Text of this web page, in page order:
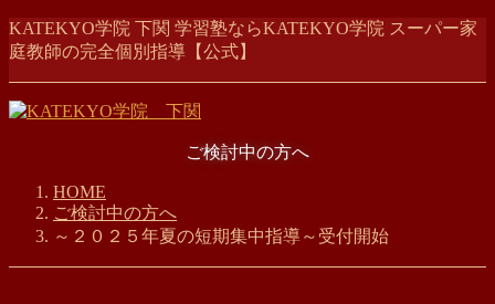
コ
ン
ン
ツ
ナ
ビ
ー
シ
KATEKYO学院 下関 学習塾ならKATEKYO学院 スーパー家
庭教師の完全個別指導【公式】
ご検討中の方へ
HOME
ご検討中の方へ
～２０２５年夏の短期集中指導～受付開始